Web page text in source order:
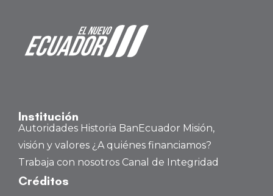
Institución
Autoridades Historia BanEcuador Misión,
visión y valores ¿A quiénes financiamos?
Trabaja con nosotros Canal de Integridad
Créditos